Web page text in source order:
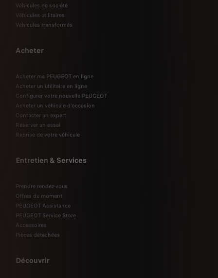
Véhicules de société
Véhicules utilitaires
Véhicules transformés
Acheter
Acheter ma PEUGEOT en ligne
Acheter un utilitaire en ligne
Configurer votre nouvelle PEUGEOT
Acheter un véhicule d'occasion
Contacter un expert
Réserver un essai
Reprise de votre véhicule
Entretien & Services
Prendre rendez-vous
Offres du moment
PEUGEOT Assistance
PEUGEOT Service Store
Accessoires
Pièces détachées
Découvrir